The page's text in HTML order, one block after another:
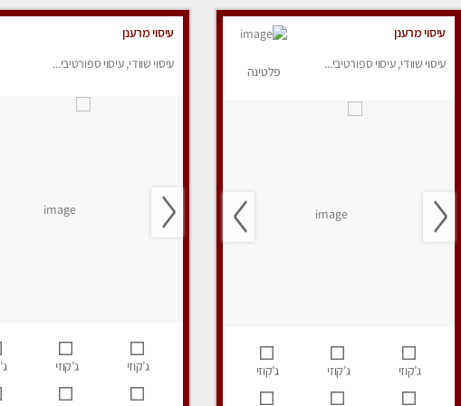
עיסוי מרענן
עיסוי שוודי, עיסוי ספורטיבי...
פלטינה
ג’קוזי ג’קוזי ג’קוזי
עיסוי מרענן
עיסוי שוודי, עיסוי ספורטיבי...
ג’קוזי ג’קוזי